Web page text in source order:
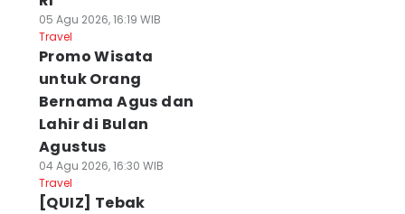
05 Agu 2026, 16:19 WIB
Travel
Promo Wisata
untuk Orang
Bernama Agus dan
Lahir di Bulan
Agustus
04 Agu 2026, 16:30 WIB
Travel
[QUIZ] Tebak